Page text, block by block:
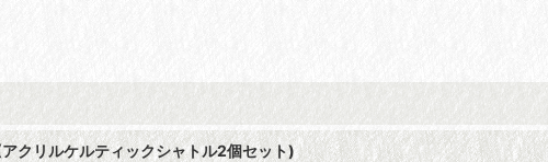
リルケルティックシャトル2個セット)